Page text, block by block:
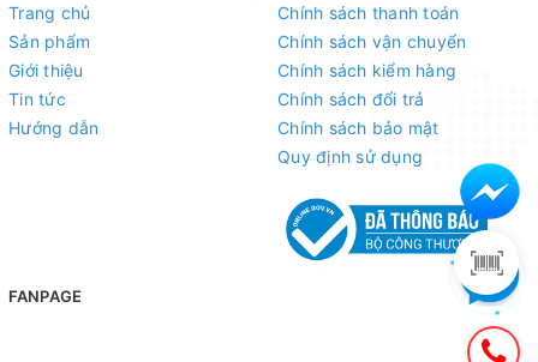
3. Ngân hàng Nông nghiệp và Phát triển nông thôn
AGRIBANK -
Số tài khoản :1303206119886
Chủ tài khoản : Nguyễn Thị Tuyết Minh
CN Hà
Chủ tài khoản : Nguyễn Thị Tuyết Minh
Trang chủ
Sản phẩm
Giới thiệu
Tin tức
Hướng dẫn
Chính sách thanh toán
Chính sách vận chuyển
Chính sách kiểm hàng
Chính sách đổi trả
Chính sách bảo mật
Quy định sử dụng
FANPAGE